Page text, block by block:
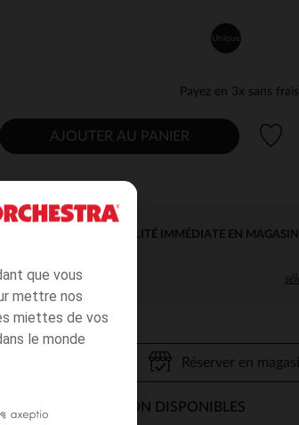
que vous
mettre nos
miettes de vos
le monde
Unique
Payez en 3x sans
AJOUTER AU PANIER
DISPONIBILITÉ IMMÉDIATE EN MAGASIN
Réserver en
MODES DE LIVRAISON DISPONIBLES